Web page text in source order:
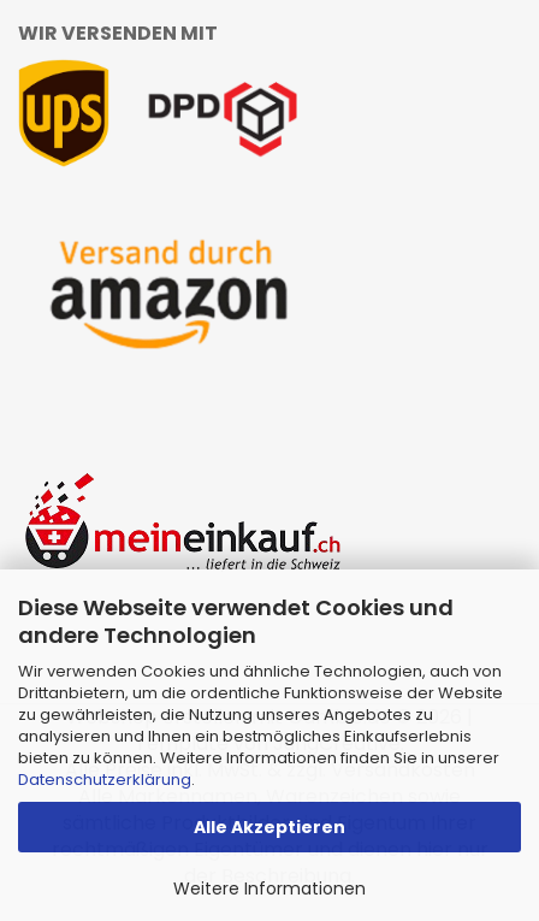
Diese Webseite verwendet Cookies und
andere Technologien
Wir verwenden Cookies und ähnliche Technologien, auch von
Drittanbietern, um die ordentliche Funktionsweise der Website
zu gewährleisten, die Nutzung unseres Angebotes zu
analysieren und Ihnen ein bestmögliches Einkaufserlebnis
bieten zu können. Weitere Informationen finden Sie in unserer
Datenschutzerklärung.
Alle Akzeptieren
Weitere Informationen
WIR VERSENDEN MIT
Webshop erstellenmit Gambio.de © 2026 |
Template vonJungCreative.
Alle Preise inkl. MwSt. & zzgl. Versandkosten
Alle Markennamen, Warenzeichen sowie
sämtliche Produktbilder sind Eigentum Ihrer
rechtmäßigen Eigentümer und dienen hier nur
der Beschreibung.